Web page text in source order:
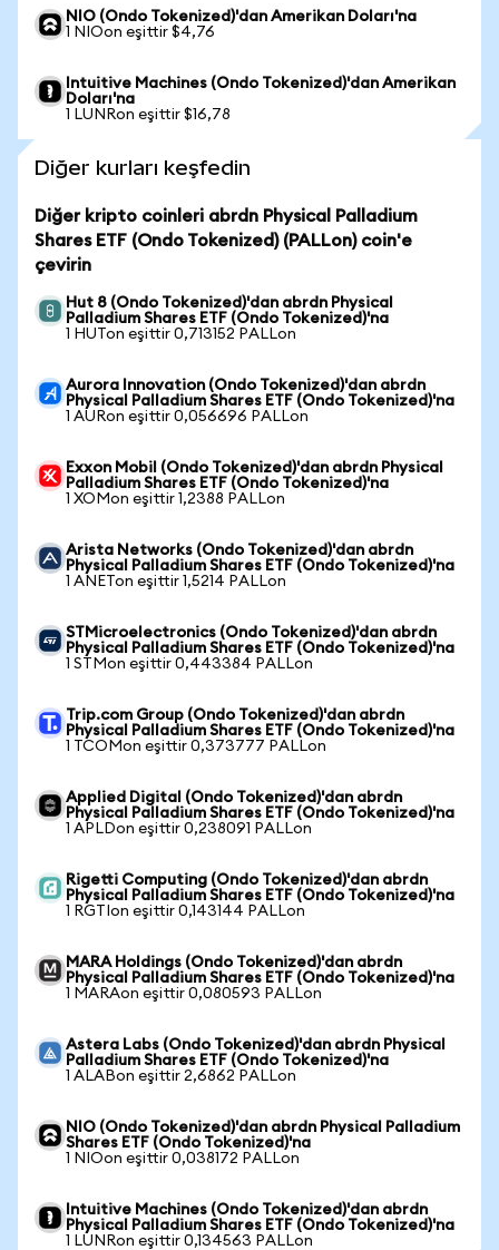
NIO (Ondo Tokenized)'dan Amerikan Doları'na
1 NIOon eşittir $4,76
Intuitive Machines (Ondo Tokenized)'dan Amerikan
Doları'na
1 LUNRon eşittir $16,78
Diğer kurları keşfedin
Diğer kripto coinleri abrdn Physical Palladium
Shares ETF (Ondo Tokenized) (PALLon) coin'e
çevirin
Hut 8 (Ondo Tokenized)'dan abrdn Physical
Palladium Shares ETF (Ondo Tokenized)'na
1 HUTon eşittir 0,713152 PALLon
Aurora Innovation (Ondo Tokenized)'dan abrdn
Physical Palladium Shares ETF (Ondo Tokenized)'na
1 AURon eşittir 0,056696 PALLon
Exxon Mobil (Ondo Tokenized)'dan abrdn Physical
Palladium Shares ETF (Ondo Tokenized)'na
1 XOMon eşittir 1,2388 PALLon
Arista Networks (Ondo Tokenized)'dan abrdn
Physical Palladium Shares ETF (Ondo Tokenized)'na
1 ANETon eşittir 1,5214 PALLon
STMicroelectronics (Ondo Tokenized)'dan abrdn
Physical Palladium Shares ETF (Ondo Tokenized)'na
1 STMon eşittir 0,443384 PALLon
Trip.com Group (Ondo Tokenized)'dan abrdn
Physical Palladium Shares ETF (Ondo Tokenized)'na
1 TCOMon eşittir 0,373777 PALLon
Applied Digital (Ondo Tokenized)'dan abrdn
Physical Palladium Shares ETF (Ondo Tokenized)'na
1 APLDon eşittir 0,238091 PALLon
Rigetti Computing (Ondo Tokenized)'dan abrdn
Physical Palladium Shares ETF (Ondo Tokenized)'na
1 RGTIon eşittir 0,143144 PALLon
MARA Holdings (Ondo Tokenized)'dan abrdn
Physical Palladium Shares ETF (Ondo Tokenized)'na
1 MARAon eşittir 0,080593 PALLon
Astera Labs (Ondo Tokenized)'dan abrdn Physical
Palladium Shares ETF (Ondo Tokenized)'na
1 ALABon eşittir 2,6862 PALLon
NIO (Ondo Tokenized)'dan abrdn Physical Palladium
Shares ETF (Ondo Tokenized)'na
1 NIOon eşittir 0,038172 PALLon
Intuitive Machines (Ondo Tokenized)'dan abrdn
Physical Palladium Shares ETF (Ondo Tokenized)'na
1 LUNRon eşittir 0,134563 PALLon